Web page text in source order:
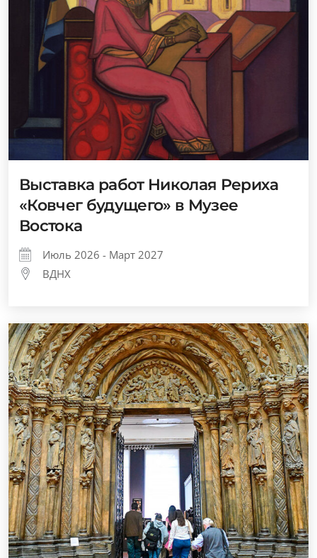
Выставка работ Николая Рериха
«Ковчег будущего» в Музее
Востока
Июль 2026 - Март 2027
ВДНХ